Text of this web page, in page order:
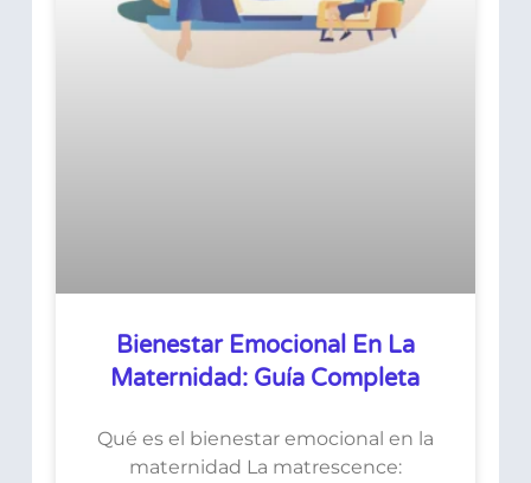
Bienestar Emocional En La
Maternidad: Guía Completa
Qué es el bienestar emocional en la
maternidad La matrescence: